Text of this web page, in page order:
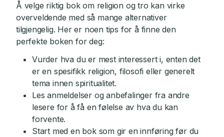
Å velge riktig bok om religion og tro kan virke
overveldende med så mange alternativer
tilgjengelig. Her er noen tips for å finne den
perfekte boken for deg:
Vurder hva du er mest interessert i, enten det
er en spesifikk religion, filosofi eller generelt
tema innen spiritualitet.
Les anmeldelser og anbefalinger fra andre
lesere for å få en følelse av hva du kan
forvente.
Start med en bok som gir en innføring før du